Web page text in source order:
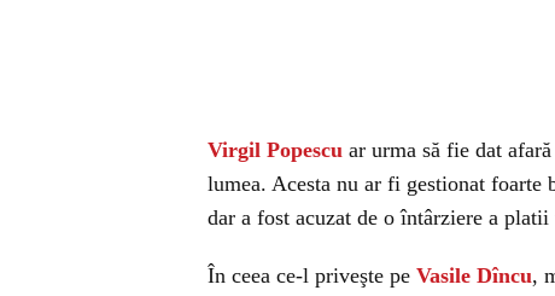
Virgil Popescu ar urma să fie dat
lumea. Acesta nu ar fi gestionat
dar a fost acuzat de o întârziere a
În ceea ce-l priveşte pe Vasile Dîncu,